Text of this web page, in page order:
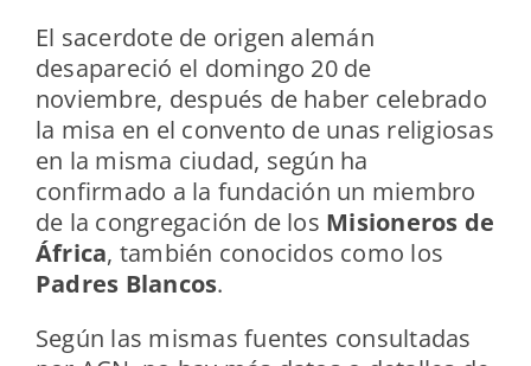
El sacerdote de origen alemán
desapareció el domingo 20 de
noviembre, después de haber celebrado
la misa en el convento de unas religiosas
en la misma ciudad, según ha
confirmado a la fundación un miembro
de la congregación de los Misioneros de
África, también conocidos como los
Padres Blancos.
Según las mismas fuentes consultadas